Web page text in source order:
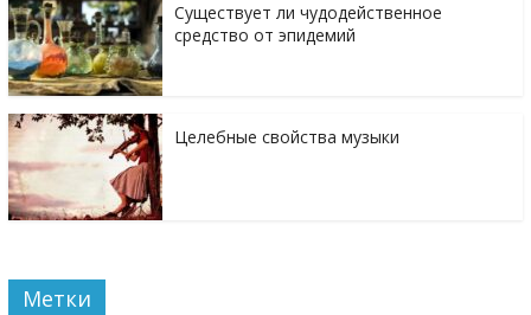
Существует ли чудодейственное
средство от эпидемий
Целебные свойства музыки
Метки